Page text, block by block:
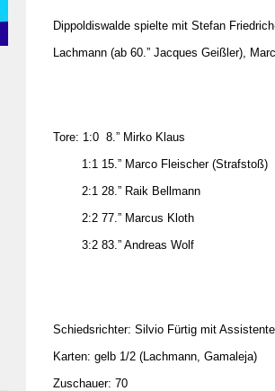
Dippoldiswalde spielte mit Stefan
Lachmann (ab 60.” Jacques Geißler),
Tore: 1:0 8.” Mirko Klaus
1:1 15.” Marco Fleischer (Strafstoß)
2:1 28.” Raik Bellmann
2:2 77.” Marcus Kloth
3:2 83.” Andreas Wolf
Schiedsrichter: Silvio Fürtig mit
Karten: gelb 1/2 (Lachmann, Gamaleja)
Zuschauer: 70